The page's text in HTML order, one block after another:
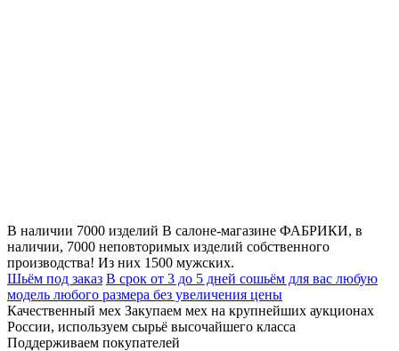
В наличии 7000 изделий В салоне-магазине ФАБРИКИ, в
наличии, 7000 неповторимых изделий собственного
производства! Из них 1500 мужских.
Шьём под заказ В срок от 3 до 5 дней сошьём для вас любую
модель любого размера без увеличения цены
Качественный мех Закупаем мех на крупнейших аукционах
России, используем сырьё высочайшего класса
Поддерживаем покупателей